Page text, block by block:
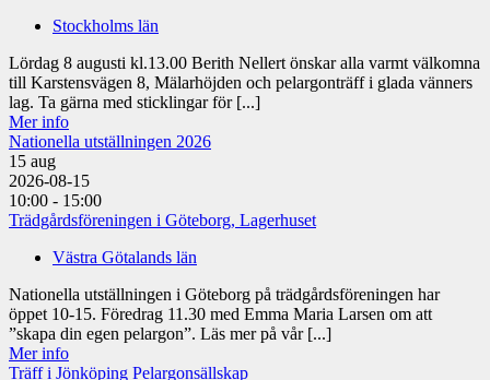
Stockholms län
Lördag 8 augusti kl.13.00 Berith Nellert önskar alla varmt välkomna
till Karstensvägen 8, Mälarhöjden och pelargonträff i glada vänners
lag. Ta gärna med sticklingar för [...]
Mer info
Nationella utställningen 2026
15 aug
2026-08-15
10:00 - 15:00
Trädgårdsföreningen i Göteborg, Lagerhuset
Västra Götalands län
Nationella utställningen i Göteborg på trädgårdsföreningen har
öppet 10-15. Föredrag 11.30 med Emma Maria Larsen om att
”skapa din egen pelargon”. Läs mer på vår [...]
Mer info
Träff i Jönköping Pelargonsällskap